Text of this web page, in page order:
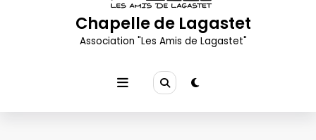
Chapelle de Lagastet
Association "Les Amis de Lagastet"